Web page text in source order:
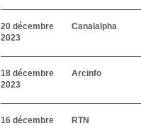
20 décembre
2023
Canalalpha
18 décembre
2023
Arcinfo
16 décembre
RTN